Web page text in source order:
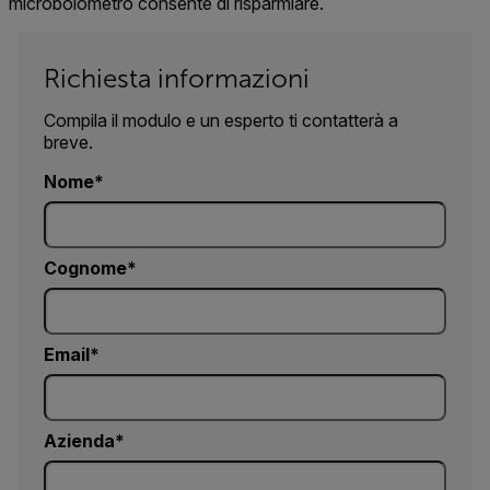
Richiesta informazioni
Compila il modulo e un esperto ti contatterà a
breve.
Nome
Cognome
Email
Azienda